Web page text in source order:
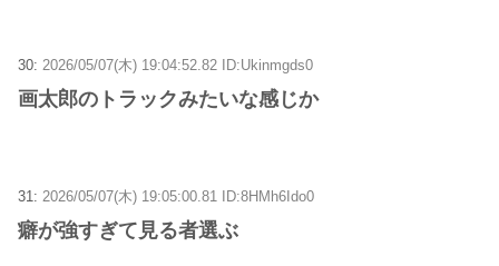
30: 2026/05/07(木) 19:04:52.82 ID:Ukinmgds0
画太郎のトラックみたいな感じか
31: 2026/05/07(木) 19:05:00.81 ID:8HMh6Ido0
癖が強すぎて見る者選ぶ